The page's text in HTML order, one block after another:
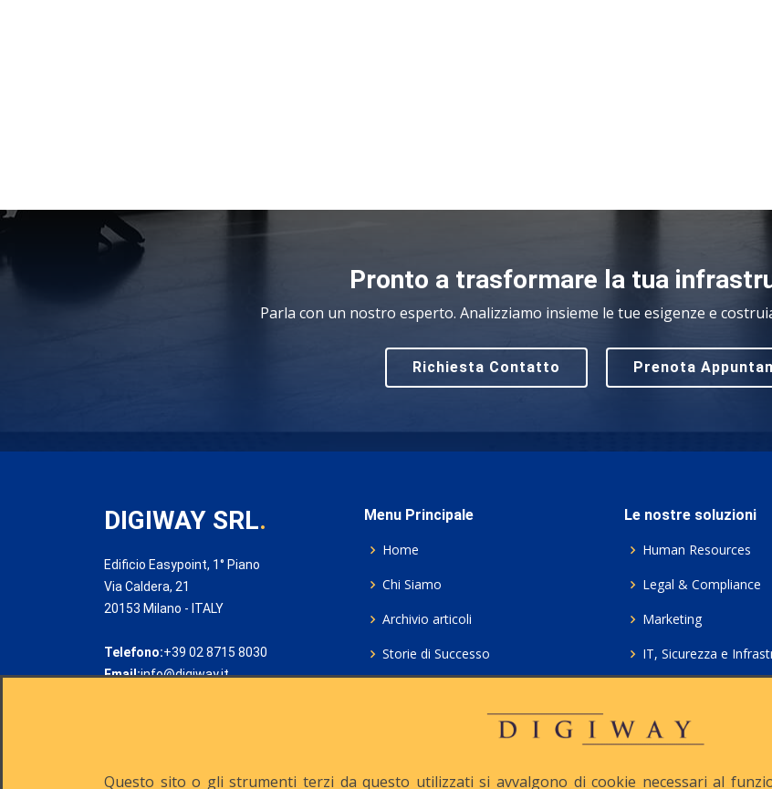
Pronto a trasformare la tua
Parla con un nostro esperto. Analizziamo insieme le tue esigenze e
Richiesta Contatto Prenota
DIGIWAY SRL.
Edificio Easypoint, 1° Piano
Via Caldera, 21
20153 Milano - ITALY
Telefono:+39 02 8715 8030
Email:info@digiway.it
Menu Principale
Home
Chi Siamo
Archivio articoli
Storie di Successo
Le nostre soluzioni
Human Resources
Legal & Compliance
Marketing
IT, Sicurezza e
Consulenza ICT e
Questo sito o gli strumenti terzi da questo utilizzati si avvalgono di cookie necessari al